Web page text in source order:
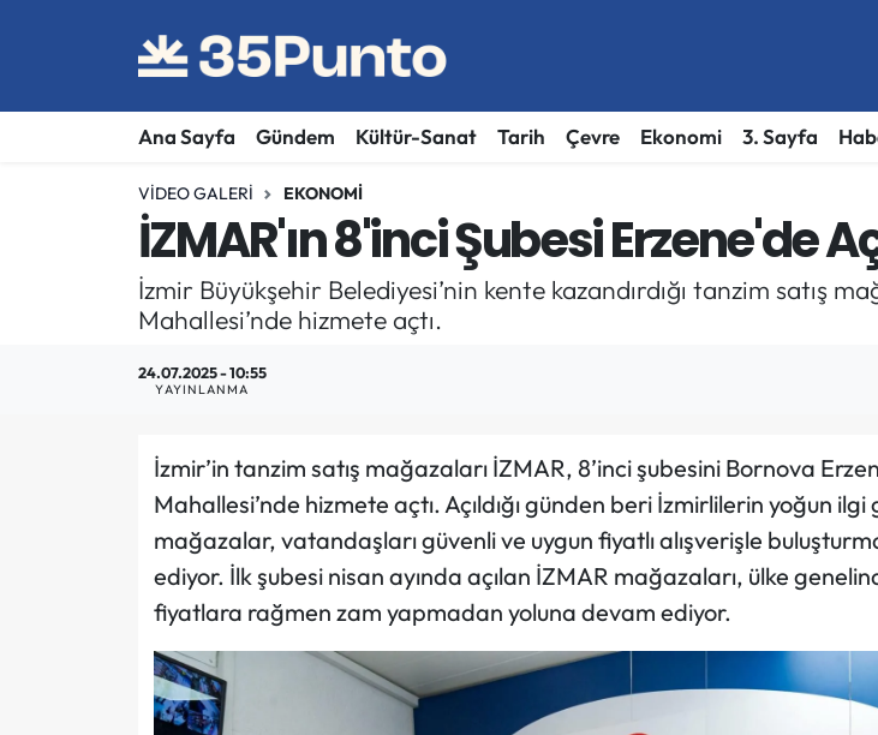
Ana Sayfa Gündem Kültür-Sanat Tarih Çevre Ekonomi 3. Sayfa
VIDEO GALERI EKONOMI
İZMAR'ın 8'inci Şubesi Erzene'de
İzmir Büyükşehir Belediyesi’nin kente kazandırdığı tanzim satış
Mahallesi’nde hizmete açtı.
24.07.2025 - 10:55
YAYINLANMA
İzmir’in tanzim satış mağazaları İZMAR, 8’inci şubesini Bornova
Mahallesi’nde hizmete açtı. Açıldığı günden beri İzmirlilerin yoğun
mağazalar, vatandaşları güvenli ve uygun fiyatlı alışverişle
ediyor. İlk şubesi nisan ayında açılan İZMAR mağazaları, ülke
fiyatlara rağmen zam yapmadan yoluna devam ediyor.